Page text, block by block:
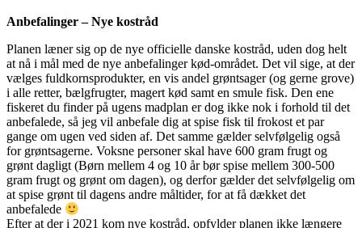
Anbefalinger – Nye kostråd
Planen læner sig op de nye officielle danske kostråd, uden dog helt
at nå i mål med de nye anbefalinger kød-området. Det vil sige, at der
vælges fuldkornsprodukter, en vis andel grøntsager (og gerne grove)
i alle retter, bælgfrugter, magert kød samt en smule fisk. Den ene
fiskeret du finder på ugens madplan er dog ikke nok i forhold til det
anbefalede, så jeg vil anbefale dig at spise fisk til frokost et par
gange om ugen ved siden af. Det samme gælder selvfølgelig også
for grøntsagerne. Voksne personer skal have 600 gram frugt og
grønt dagligt (Børn mellem 4 og 10 år bør spise mellem 300-500
gram frugt og grønt om dagen), og derfor gælder det selvfølgelig om
at spise grønt til dagens andre måltider, for at få dækket det
anbefalede
Efter at der i 2021 kom nye kostråd, opfylder planen ikke længere